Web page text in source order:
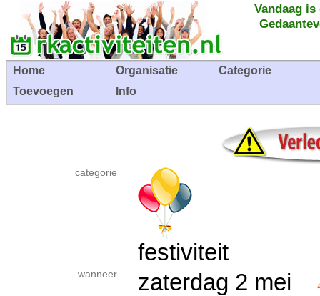
Vandaag
Home Organisatie
Categorie
Toevoegen
Info
categorie
festiviteit
wanneer zaterdag 2 mei